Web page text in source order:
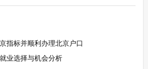
指标并顺利办理北京户口
业选择与机会分析